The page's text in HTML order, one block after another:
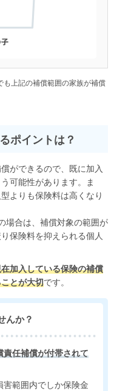
上記の補償範囲の家族が補償
ポイントは？
ができるので、既に加入
可能性があります。ま
よりも保険料は高くなり
場合は、補償対象の範囲が
保険料を抑えられる個人
加入している保険の補償
とが大切です。
んか？
責任補償が付帯されて
害範囲内でしか保険金